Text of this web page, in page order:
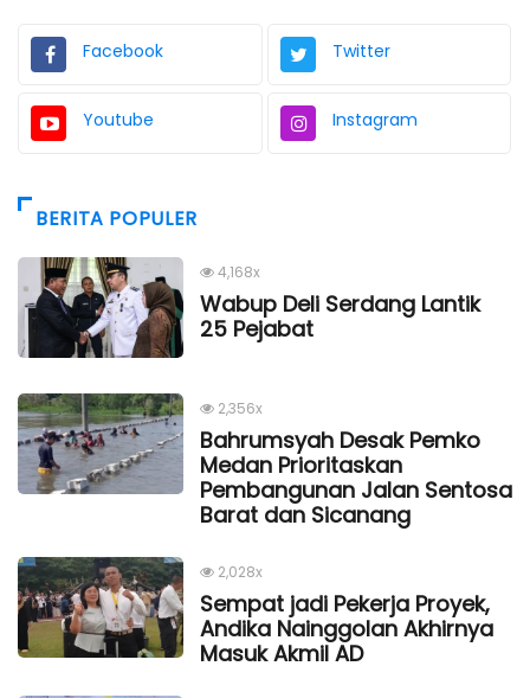
Facebook Twitter
Youtube Instagram
BERITA POPULER
4,168x
Wabup Deli Serdang Lantik
25 Pejabat
2,356x
Bahrumsyah Desak Pemko
Medan Prioritaskan
Pembangunan Jalan Sentosa
Barat dan Sicanang
2,028x
Sempat jadi Pekerja Proyek,
Andika Nainggolan Akhirnya
Masuk Akmil AD